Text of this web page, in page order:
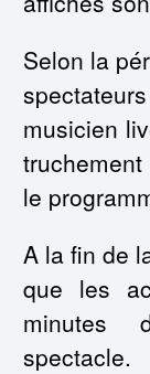
Selon la
musicien
le
A la fin de
que les
minutes
spectacle.